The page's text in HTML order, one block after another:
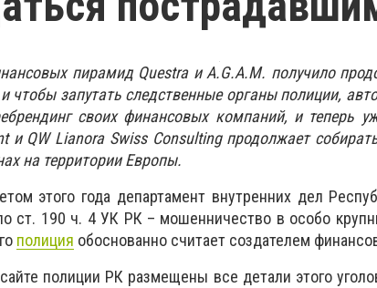
пирамид Questra и A.G.A.M. получило
и чтобы запутать следственные органы полиции,
своих финансовых компаний, и теперь
и QW Lianora Swiss Consulting продолжает
на территории Европы.
этого года департамент внутренних дел
ст. 190 ч. 4 УК РК – мошенничество в особо
полиция обоснованно считает создателем
полиции РК размещены все детали этого